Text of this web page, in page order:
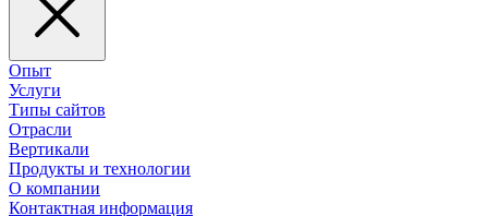
Опыт
Услуги
Типы сайтов
Отрасли
Вертикали
Продукты и технологии
О компании
Контактная информация